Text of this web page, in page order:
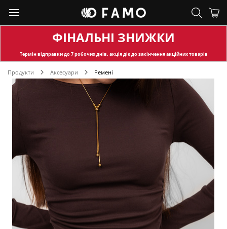
ФІНАЛЬНІ ЗНИЖКИ
Термін відправкидо 7 робочих днів, акція діє до закінчення акційних товарів
Продукти Аксесуари Ремені